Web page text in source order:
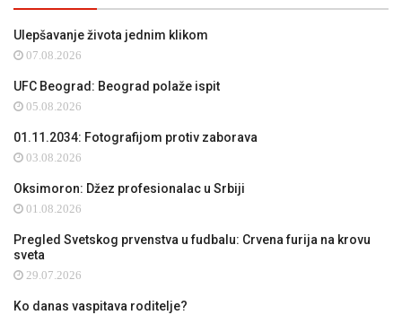
Ulepšavanje života jednim klikom
07.08.2026
UFC Beograd: Beograd polaže ispit
05.08.2026
01.11.2034: Fotografijom protiv zaborava
03.08.2026
Oksimoron: Džez profesionalac u Srbiji
01.08.2026
Pregled Svetskog prvenstva u fudbalu: Crvena furija na krovu
sveta
29.07.2026
Ko danas vaspitava roditelje?